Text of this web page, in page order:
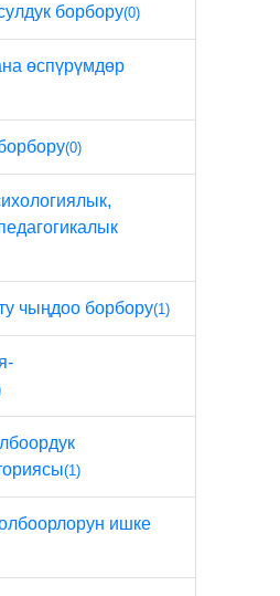
борбору(0)
өспүрүмдөр
(0)
чыңдоо борбору(1)
(1)
ишке